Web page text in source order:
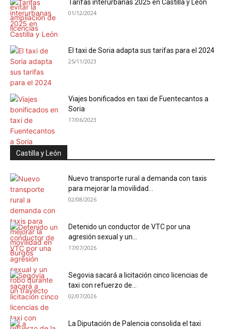
Tarifas interurbanas 2025 en Castilla y León
01/12/2024
El taxi de Soria adapta sus tarifas para el 2024
25/11/2023
Viajes bonificados en taxi de Fuentecantos a
Soria
17/06/2023
Castilla y León
Nuevo transporte rural a demanda con taxis
para mejorar la movilidad...
02/08/2026
Detenido un conductor de VTC por una
agresión sexual y un...
17/07/2026
Segovia sacará a licitación cinco licencias de
taxi con refuerzo de...
02/07/2026
La Diputación de Palencia consolida el taxi